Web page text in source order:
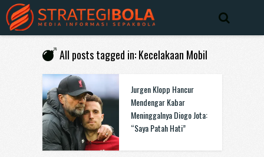
All posts tagged in: Kecelakaan Mobil
Jurgen Klopp Hancur
Mendengar Kabar
Meninggalnya Diogo Jota:
“Saya Patah Hati”